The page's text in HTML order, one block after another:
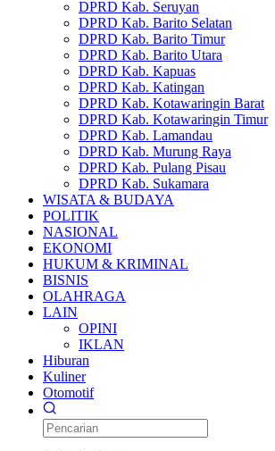
DPRD Kab. Seruyan
DPRD Kab. Barito Selatan
DPRD Kab. Barito Timur
DPRD Kab. Barito Utara
DPRD Kab. Kapuas
DPRD Kab. Katingan
DPRD Kab. Kotawaringin Barat
DPRD Kab. Kotawaringin Timur
DPRD Kab. Lamandau
DPRD Kab. Murung Raya
DPRD Kab. Pulang Pisau
DPRD Kab. Sukamara
WISATA & BUDAYA
POLITIK
NASIONAL
EKONOMI
HUKUM & KRIMINAL
BISNIS
OLAHRAGA
LAIN
OPINI
IKLAN
Hiburan
Kuliner
Otomotif